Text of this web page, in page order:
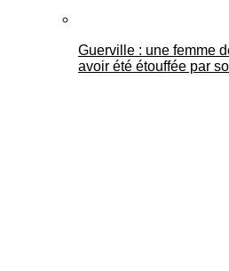
Guerville : une femme
avoir été étouffée par